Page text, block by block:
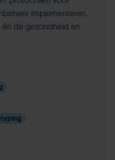
implementeren,
én de gezondheid en